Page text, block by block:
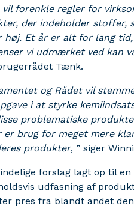
forenkle regler for
der indeholder
høj. Et år er alt for lang
vi udmærket ved kan
Tænk.
og Rådet vil
i at styrke
problematiske
er brug for meget mere
produkter, ” siger
forslag lagt op til
udfasning af
pres fra blandt andet